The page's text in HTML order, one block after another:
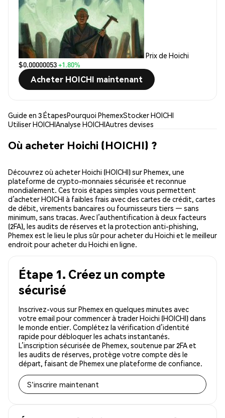
Prix de Hoichi
$0.00000053+1.80%
Acheter HOICHI maintenant
Guide en 3 ÉtapesPourquoi PhemexStocker HOICHI
Utiliser HOICHIAnalyse HOICHIAutres devises
Où acheter Hoichi (HOICHI) ?
Découvrez où acheter Hoichi (HOICHI) sur Phemex, une
plateforme de crypto-monnaies sécurisée et reconnue
mondialement. Ces trois étapes simples vous permettent
d’acheter HOICHI à faibles frais avec des cartes de crédit, cartes
de débit, virements bancaires ou fournisseurs tiers — sans
minimum, sans tracas. Avec l’authentification à deux facteurs
(2FA), les audits de réserves et la protection anti-phishing,
Phemex est le lieu le plus sûr pour acheter du Hoichi et le meilleur
endroit pour acheter du Hoichi en ligne.
Étape 1. Créez un compte
sécurisé
Inscrivez-vous sur Phemex en quelques minutes avec
votre email pour commencer à trader Hoichi (HOICHI) dans
le monde entier. Complétez la vérification d’identité
rapide pour débloquer les achats instantanés.
L’inscription sécurisée de Phemex, soutenue par 2FA et
les audits de réserves, protège votre compte dès le
départ, faisant de Phemex une plateforme de confiance.
S'inscrire maintenant